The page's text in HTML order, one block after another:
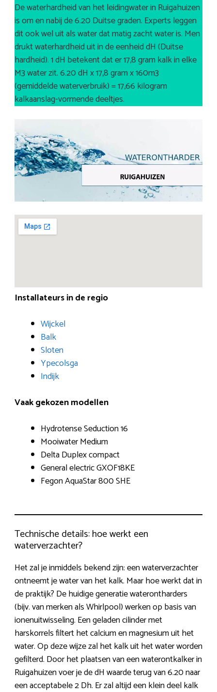
De waterhardheid van het leidingwater in Ruigahuizen
is om en nabij de 6.20 Duitse graden. Experts leggen
dit ook wel uit als water dat matig zacht water is. Men
drukt waterhardheid uit in de eenheid dH (Duitse
hardheid). 1 dH betekent dat er 17,8 gram kalk in elke
M3 water zit. 6.20 dH x 17,8 gram x 160m3
(gemiddelde waterverbruik) = 17,66 kilogram
kalkaanslag-vormende deeltjes.
Installateurs in de regio
Wijckel
Balk
Sloten
Ypecolsga
Indijk
Vaak gekozen modellen
Hydrotense Seduction 16
Mooiwater Medium
Delta Duplex compact
General electric GXOF18KE
Fegon AquaStar 800 SHE
Technische details: hoe werkt een
waterverzachter?
Het zal je inmiddels bekend zijn: een waterverzachter
ontneemt je water van het kalk. Maar hoe werkt dat in
de praktijk? De huidige generatie waterontharders
(bijv. van merken als Whirlpool) werken op basis van
ionenuitwisseling. Een geladen cilinder met
harskorrels filtert het calcium en magnesium uit het
water. Op deze wijze zal het kalk uit het water worden
gefilterd. Door het plaatsen van een waterontkalker in
Ruigahuizen voer je de dH waarde terug van 6.20 naar
een acceptabele 2 Dh. Er zal altijd een klein deel kalk